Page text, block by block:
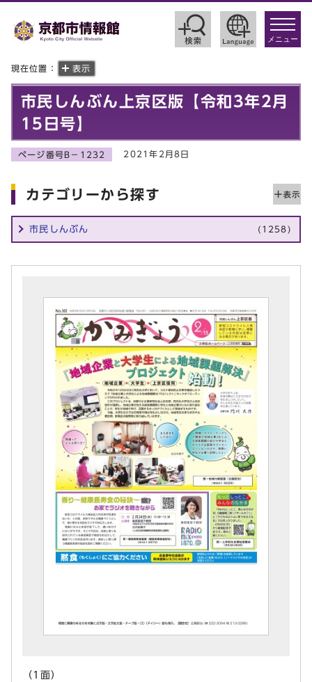
toggle
メニュー
現在位置： 表示
市民しんぶん上京区版【令和3年2月
15日号】
ページ番号B－1232 2021年2月8日
カテゴリーから探す
市民しんぶん (1258)
（1面）